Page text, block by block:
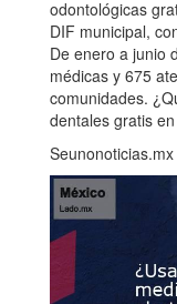
odontológicas
DIF municipal,
De enero a junio
médicas y 675
comunidades.
dentales gratis
Seunonoticias.mx